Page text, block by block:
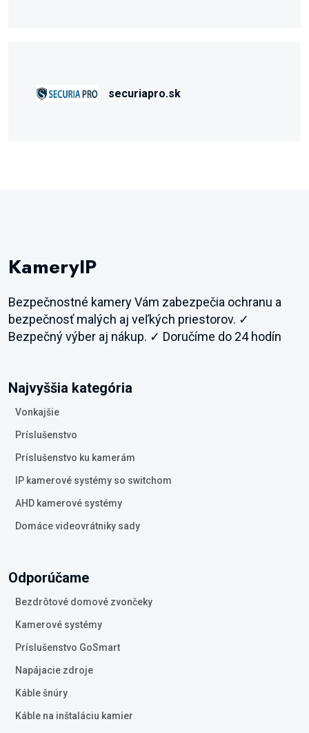
securiapro.sk
KameryIP
Bezpečnostné kamery Vám zabezpečia ochranu a
bezpečnosť malých aj veľkých priestorov. ✓
Bezpečný výber aj nákup. ✓ Doručíme do 24 hodín
Najvyššia kategória
Vonkajšie
Príslušenstvo
Príslušenstvo ku kamerám
IP kamerové systémy so switchom
AHD kamerové systémy
Domáce videovrátniky sady
Odporúčame
Bezdrôtové domové zvončeky
Kamerové systémy
Príslušenstvo GoSmart
Napájacie zdroje
Káble šnúry
Káble na inštaláciu kamier